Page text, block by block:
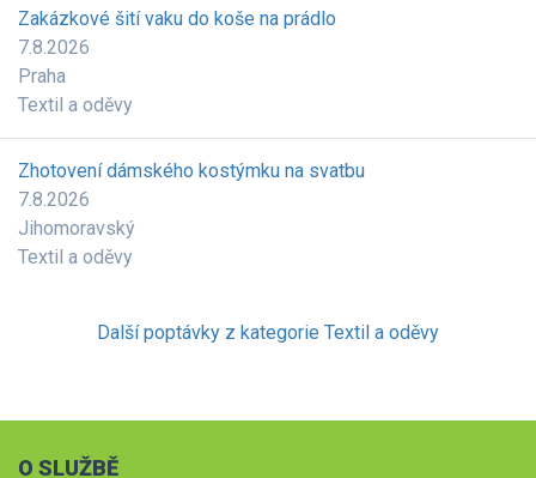
Zakázkové šití vaku do koše na prádlo
7.8.2026
Praha
Textil a oděvy
Zhotovení dámského kostýmku na svatbu
7.8.2026
Jihomoravský
Textil a oděvy
Další poptávky z kategorie Textil a oděvy
O SLUŽBĚ